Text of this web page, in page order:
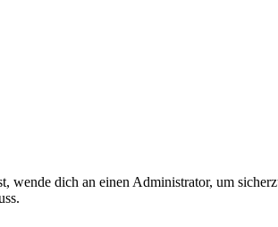
dich an einen Administrator, um